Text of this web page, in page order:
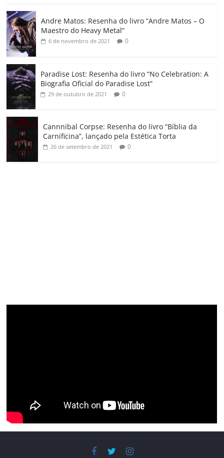
o
Andre Matos: Resenha do livro “Andre Matos – O
Maestro do Heavy Metal”
6 de novembro de 2021 0
Paradise Lost: Resenha do livro “No Celebration: A
Biografia Oficial do Paradise Lost”
29 de outubro de 2021 0
Cannnibal Corpse: Resenha do livro “Bíblia da
Carnificina”, lançado pela Estética Torta
26 de setembro de 2021 0